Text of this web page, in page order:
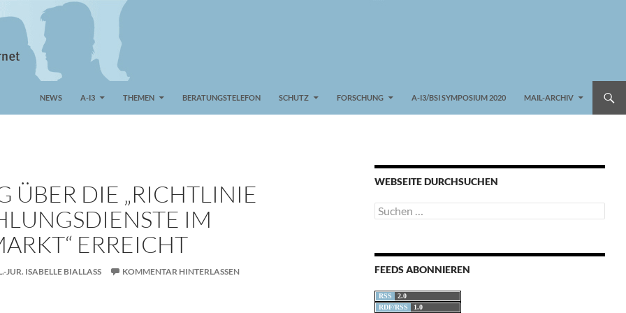
NEWS A-I3 THEMEN BERATUNGSTELEFON SCHUTZ FORSCHUNG A-I3/BSI SYMPOSIUM 2020 MAIL-ARCHIV
ÜBER DIE „RICHTLINIE
IM
ERREICHT
JUR. ISABELLE BIALLASS KOMMENTAR HINTERLASSEN
WEBSEITE DURCHSUCHEN
Suchen
nach:
FEEDS ABONNIEREN
RSS
2.0
RDF/RSS
1.0